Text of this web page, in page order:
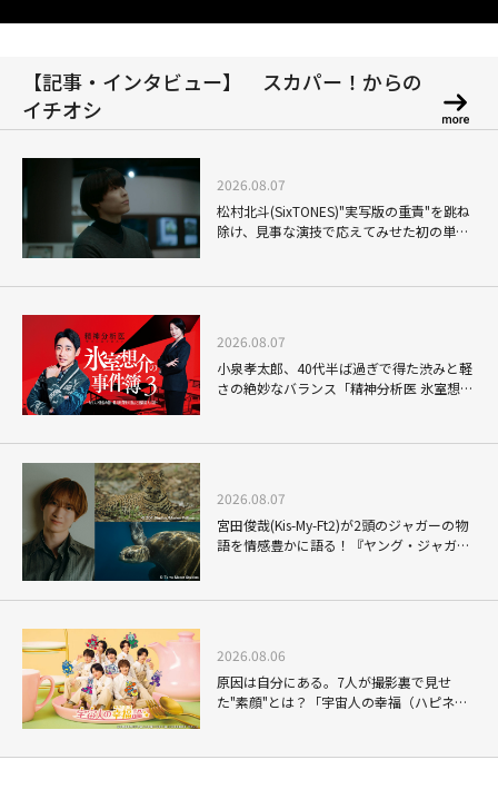
【記事・インタビュー】 スカパー！からの
イチオシ
2026.08.07
松村北斗(SixTONES)"実写版の重責"を跳ね
除け、見事な演技で応えてみせた初の単独
2026.08.07
小泉孝太郎、40代半ば過ぎで得た渋みと軽
さの絶妙なバランス「精神分析医 氷室想介
2026.08.07
宮田俊哉(Kis-My-Ft2)が2頭のジャガーの物
語を情感豊かに語る！『ヤング・ジャガ
ナレーションの妙
2026.08.06
原因は自分にある。7人が撮影裏で見せ
た"素顔"とは？「宇宙人の幸福（ハピネ